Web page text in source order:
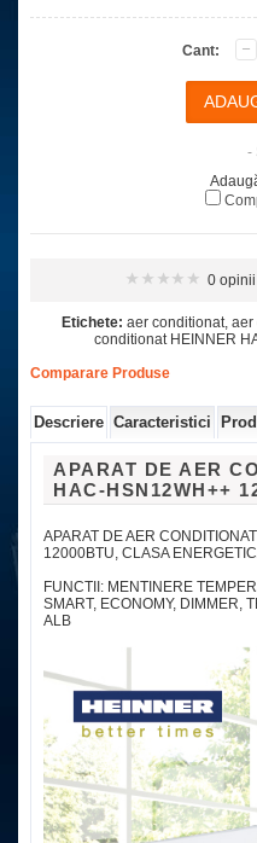
Cant:
-
0 opinii
Etichete: aer conditionat, aer
conditionat HEINNER
Comparare Produse
Descriere Caracteristici
APARAT DE AER
HAC-HSN12WH++
APARAT DE AER
12000BTU, CLASA
FUNCTII: MENTINERE
SMART, ECONOMY, DIMMER,
ALB